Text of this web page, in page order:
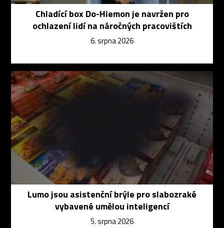
Chladící box Do-Hiemon je navržen pro
ochlazení lidí na náročných pracovištích
6. srpna 2026
Lumo jsou asistenční brýle pro slabozraké
vybavené umělou inteligencí
5. srpna 2026